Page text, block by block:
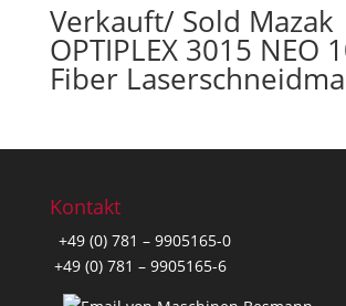
Verkauft/ Sold Mazak
OPTIPLEX 3015 NEO
Fiber
Kontakt
+49 (0) 781 – 9905165-0
+49 (0) 781 – 9905165-6